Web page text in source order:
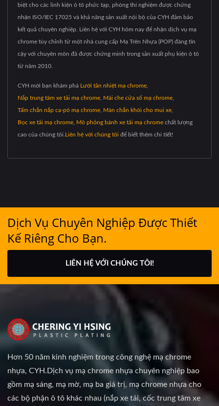
biệt cho các linh kiện ô tô phức tạp, phòng thí nghiệm được chứng
nhận ISO/IEC 17025 và khả năng sản xuất nội bộ của CYH đảm bảo
kết quả chuyên nghiệp. Liên hệ với CYH hôm nay để nhận dịch vụ mạ
chrome tùy chỉnh từ một nhà cung cấp Mạ Trên Nhựa (POP) đáng tin
cậy với chuyên môn đã được chứng minh trong sản xuất phụ kiện ô tô
từ năm 2010.
CYH mời bạn khám phá Lưới tản nhiệt mạ chrome
Nắp trung tâm xe tải mạ chrome Mái che cửa sổ mạ chrome
Tấm chắn nắp ca-pô mạ chrome Màn chắn khói cho mui xe
Bọc xe tải mạ chrome Mô phỏng bánh xe tải mạ chrome chất lượng
cao của chúng tôi. Liên hệ với chúng tôi để biết thêm chi tiết!
Dịch Vụ Chuyên Nghiệp Được Thiết
Kế Riêng Cho Bạn.
LIÊN HỆ VỚI CHÚNG TÔI!
Hơn 50 năm kinh nghiệm trong công nghệ mạ chrome
nhựa, CYH.Dịch vụ mạ chrome nhựa chuyên nghiệp bao
gồm mạ sáng, mạ mờ, mạ ba giá trị, mạ chrome nhựa cho
các bộ phận ô tô khác nhau (nắp xe tải, cốc trung tâm xe